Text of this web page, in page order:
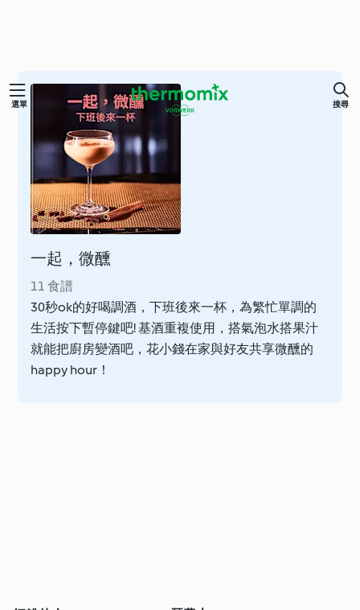
跳選單 搜尋
一起，微醺
11 食譜
30秒ok的好喝調酒，下班後來一杯，為繁忙單調的
生活按下暫停鍵吧! 基酒重複使用，搭氣泡水搭果汁
就能把廚房變酒吧，花小錢在家與好友共享微醺的
happy hour！